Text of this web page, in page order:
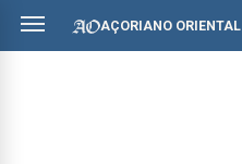
AÇORIANO ORIENTAL